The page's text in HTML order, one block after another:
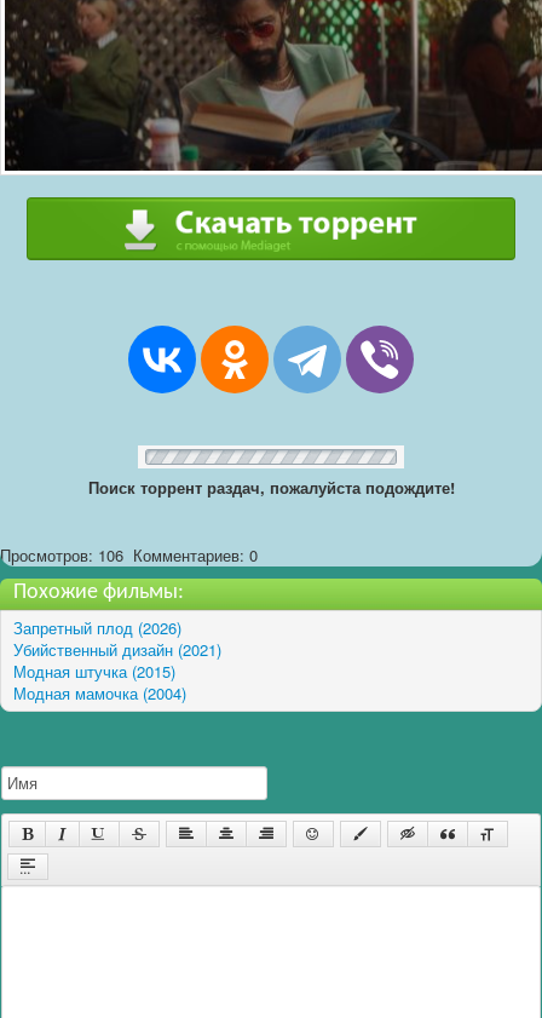
Поиск торрент раздач, пожалуйста подождите!
Просмотров: 106 Комментариев: 0
Похожие фильмы:
Запретный плод (2026)
Убийственный дизайн (2021)
Модная штучка (2015)
Модная мамочка (2004)